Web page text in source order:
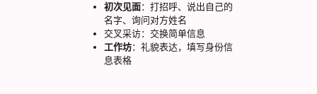
初次见面：打招呼、说出自己的
名字、询问对方姓名
交叉采访：交换简单信息
工作坊：礼貌表达，填写身份信
息表格